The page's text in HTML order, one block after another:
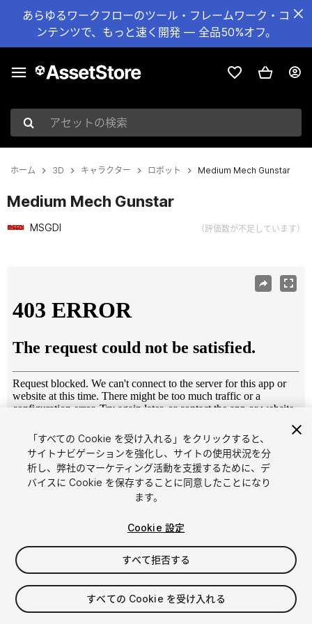
あらゆるワークフローのツール・フレームワーク・コ
ンテンツで、もっと速く開発 — 全品50%オフ。
アセットの検索
ホーム 3D キャラクター ロボット Medium Mech Gunstar
Medium Mech Gunstar
MSGDI （評価数が不足しています）
1/ 16
$25
消費税は決済時に計算されます
「すべての Cookie を受け入れる」をクリックすると、
サイトナビゲーションを強化し、サイトの使用状況を分
析し、弊社のマーケティング活動を支援するために、デ
バイスに Cookie を保存することに同意したことになり
ます。
Cookie 設定
すべて拒否する
すべての Cookie を受け入れる